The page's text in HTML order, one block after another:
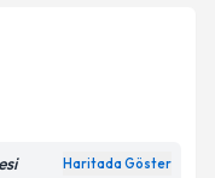
talebi oluşturun.
için bir takvim
Haritada Göster